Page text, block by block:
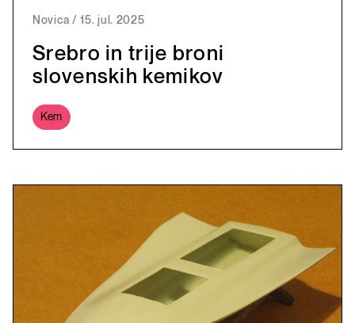
Novica /15. jul. 2025
Srebro in trije broni
slovenskih kemikov
Kem